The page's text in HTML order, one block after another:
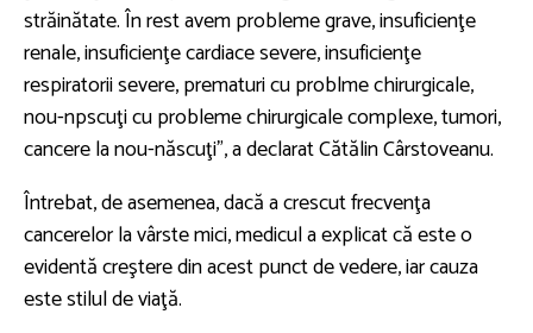
străinătate. În rest avem probleme grave, insuficienţe
renale, insuficienţe cardiace severe, insuficienţe
respiratorii severe, prematuri cu problme chirurgicale,
nou-npscuţi cu probleme chirurgicale complexe, tumori,
cancere la nou-născuţi”, a declarat Cătălin Cârstoveanu.
Întrebat, de asemenea, dacă a crescut frecvenţa
cancerelor la vârste mici, medicul a explicat că este o
evidentă creştere din acest punct de vedere, iar cauza
este stilul de viaţă.